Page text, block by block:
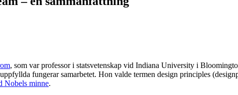
, som var professor i statsvetenskap vid Indiana University i
fungerar samarbetet. Hon valde termen design principles
Nobels minne.